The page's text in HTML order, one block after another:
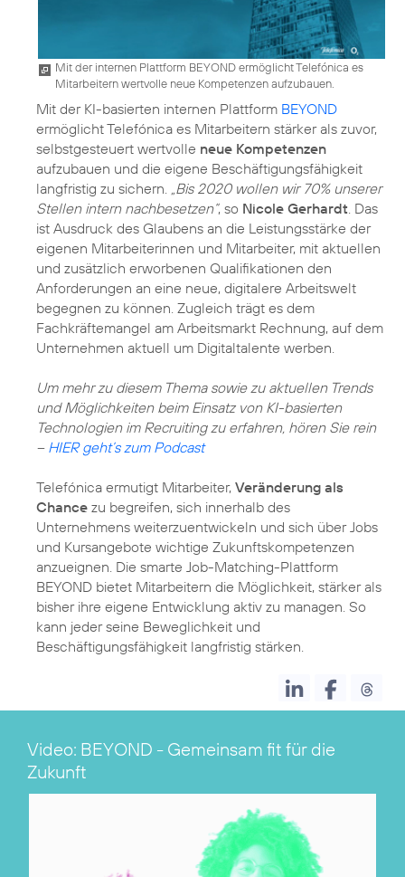
Mit der internen Plattform BEYOND ermöglicht Telefónica es
Mitarbeitern wertvolle neue Kompetenzen aufzubauen.
Mit der KI-basierten internen Plattform BEYOND
ermöglicht Telefónica es Mitarbeitern stärker als zuvor,
selbstgesteuert wertvolle neue Kompetenzen
aufzubauen und die eigene Beschäftigungsfähigkeit
langfristig zu sichern.
„Bis 2020 wollen wir 70% unserer
Stellen intern nachbesetzen“, so Nicole Gerhardt . Das
ist Ausdruck des Glaubens an die Leistungsstärke der
eigenen Mitarbeiterinnen und Mitarbeiter, mit aktuellen
und zusätzlich erworbenen Qualifikationen den
Anforderungen an eine neue, digitalere Arbeitswelt
begegnen zu können. Zugleich trägt es dem
Fachkräftemangel am Arbeitsmarkt Rechnung, auf dem
Unternehmen aktuell um Digitaltalente werben.
Um mehr zu diesem Thema sowie zu aktuellen Trends
und Möglichkeiten beim Einsatz von KI-basierten
Technologien im Recruiting zu erfahren, hören Sie rein
– HIER geht’s zum Podcast
Telefónica ermutigt Mitarbeiter, Veränderung als
Chance zu begreifen, sich innerhalb des
Unternehmens weiterzuentwickeln und sich über Jobs
und Kursangebote wichtige Zukunftskompetenzen
anzueignen. Die smarte Job-Matching-Plattform
BEYOND bietet Mitarbeitern die Möglichkeit, stärker als
bisher ihre eigene Entwicklung aktiv zu managen. So
kann jeder seine Beweglichkeit und
Beschäftigungsfähigkeit langfristig stärken.
Video: BEYOND - Gemeinsam fit für die
Zukunft